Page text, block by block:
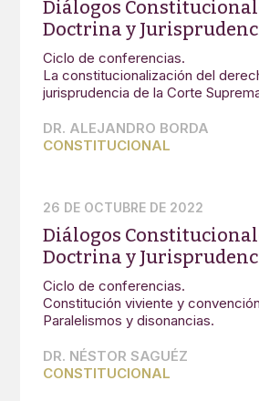
Diálogos
Doctrina y
Ciclo de conferencias.
La constitucionalización del
jurisprudencia de la Corte
DR. ALEJANDRO BORDA
CONSTITUCIONAL
26 DE OCTUBRE DE 2022
Diálogos
Doctrina y
Ciclo de conferencias.
Constitución viviente y
Paralelismos y disonancias.
DR. NÉSTOR SAGUÉZ
CONSTITUCIONAL